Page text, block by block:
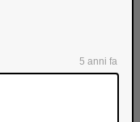
5 anni fa